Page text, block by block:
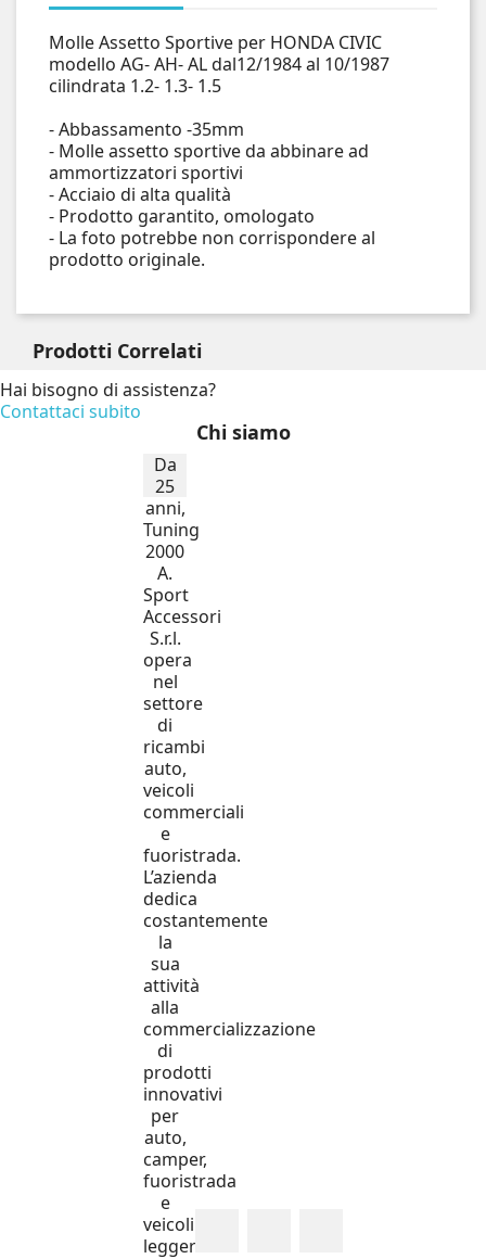
Molle Assetto Sportive per HONDA CIVIC
modello AG- AH- AL dal12/1984 al 10/1987
cilindrata 1.2- 1.3- 1.5
- Abbassamento -35mm
- Molle assetto sportive da abbinare ad
ammortizzatori sportivi
- Acciaio di alta qualità
- Prodotto garantito, omologato
- La foto potrebbe non corrispondere al
prodotto originale.
Prodotti Correlati
Hai bisogno di assistenza?
Contattaci subito
Chi siamo
Da
25
anni,
Tuning
2000
A.
Sport
Accessori
S.r.l.
opera
nel
settore
di
ricambi
auto,
veicoli
commerciali
e
fuoristrada.
L’azienda
dedica
costantemente
la
sua
attività
alla
commercializzazione
di
prodotti
innovativi
per
auto,
camper,
fuoristrada
e
veicoli
leggeri.